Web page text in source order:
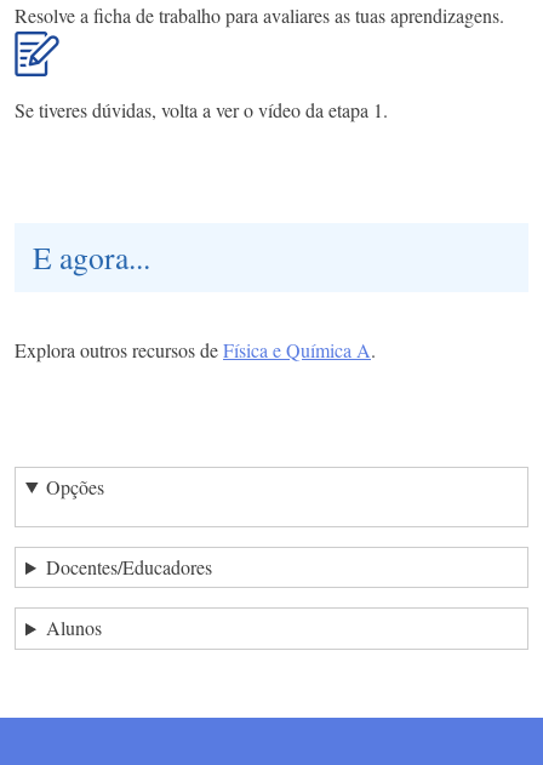
Resolve a ficha de trabalho para avaliares as tuas aprendizagens.
Se tiveres dúvidas, volta a ver o vídeo da etapa 1.
E agora...
Explora outros recursos deFísica e Química A.
Opções
Docentes/Educadores
Alunos